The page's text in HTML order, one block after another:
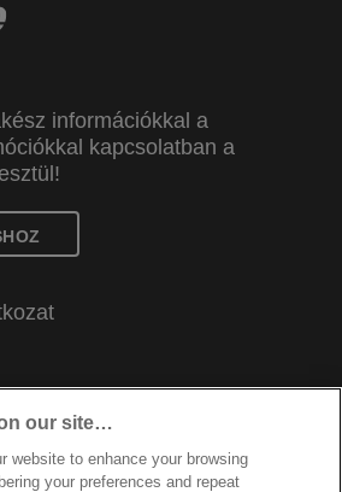
információkkal a
kapcsolatban a
our site…
website to enhance your browsing
your preferences and repeat